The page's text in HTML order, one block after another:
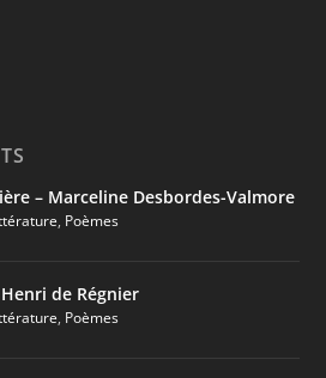
– Marceline Desbordes-Valmore
, Poèmes
de Régnier
, Poèmes